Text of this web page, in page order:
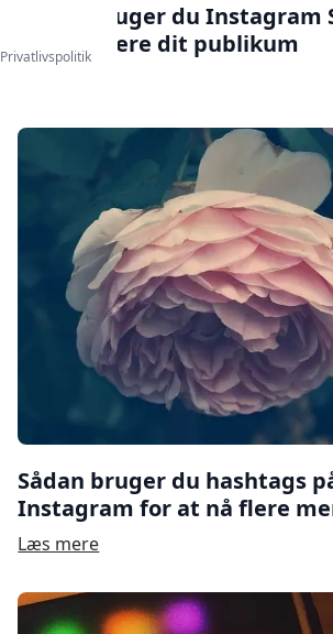
Sådan bruger du Instagram
at engagere dit publikum
Sådan bruger du hashtags
Instagram for at nå flere
Læs mere
Privatlivspolitik